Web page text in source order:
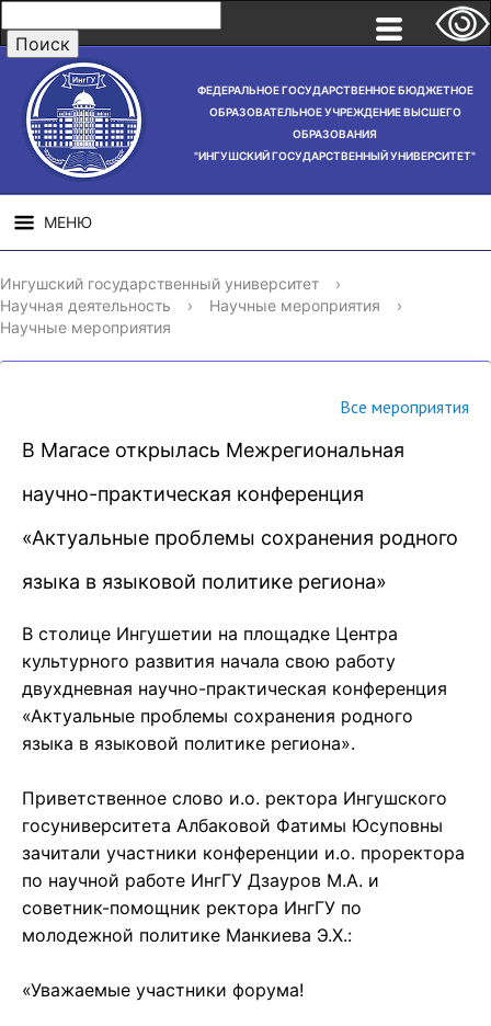
ФЕДЕРАЛЬНОЕ ГОСУДАРСТВЕННОЕ БЮДЖЕТНОЕ
ОБРАЗОВАТЕЛЬНОЕ УЧРЕЖДЕНИЕ ВЫСШЕГО
ОБРАЗОВАНИЯ
"ИНГУШСКИЙ ГОСУДАРСТВЕННЫЙ УНИВЕРСИТЕТ"
МЕНЮ
СВЕДЕНИЯ ОБ
ОБРАЗОВАТЕЛЬНОЙ
ОРГАНИЗАЦИИ
НАУЧНАЯ
ДЕЯТЕЛЬНОСТЬ
Ингушский государственный университет
›
Научная деятельность
› Научные мероприятия
›
Научные мероприятия
Все мероприятия
В Магасе открылась Межрегиональная
научно-практическая конференция
«Актуальные проблемы сохранения родного
языка в языковой политике региона»
В столице Ингушетии на площадке Центра
культурного развития начала свою работу
двухдневная научно-практическая конференция
«Актуальные проблемы сохранения родного
языка в языковой политике региона».
Приветственное слово и.о. ректора Ингушского
госуниверситета Албаковой Фатимы Юсуповны
зачитали участники конференции и.о. проректора
по научной работе ИнгГУ Дзауров М.А. и
советник-помощник ректора ИнгГУ по
молодежной политике Манкиева Э.Х.:
«Уважаемые участники форума!